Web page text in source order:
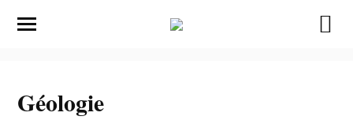
Géologie